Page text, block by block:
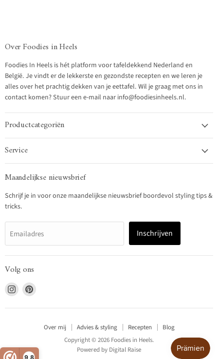
9,8
Over Foodies in Heels
Foodies In Heels is hét platform voor tafeldekkend Nederland en
België. Je vindt er de lekkerste en gezondste recepten en we leren je
alles over het prachtig dekken van je eettafel. Wil je graag met ons in
contact komen? Stuur een e-mail naar info@foodiesinheels.nl.
Productcategoriën
Service
Maandelijkse nieuwsbrief
Schrijf je in voor onze maandelijkse nieuwsbrief boordevol styling tips &
tricks.
Emailadres Inschrijven
Volg ons
Vind
ons
op
Vind
op
Over mij Advies & styling Recepten
Blog
Copyright © 2026 Foodies in Heels.
Powered by Digital Raise